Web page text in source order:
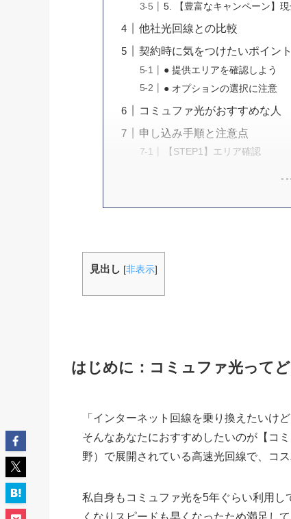
5. 【豊富なキャンペーン】
他社光回線との比較
契約時に気をつけたいポイント
● 提供エリアを確認しよう
● オプションの選択に注意
コミュファ光がおすすめな人
申し込み手順と注意点
【STEP1】エリア確認
見出し [非表示]
はじめに：コミュファ光って
「インターネット回線を乗り換えたいけ
そんなあなたにおすすめしたいのが【コ
野）で展開されている高速光回線で、コ
私自身もコミュファ光を5年ぐらい利用